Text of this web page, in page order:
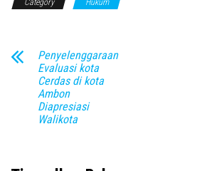
Category Hukum
Penyelenggaraan
Evaluasi kota
Cerdas di kota
Ambon
Diapresiasi
Walikota